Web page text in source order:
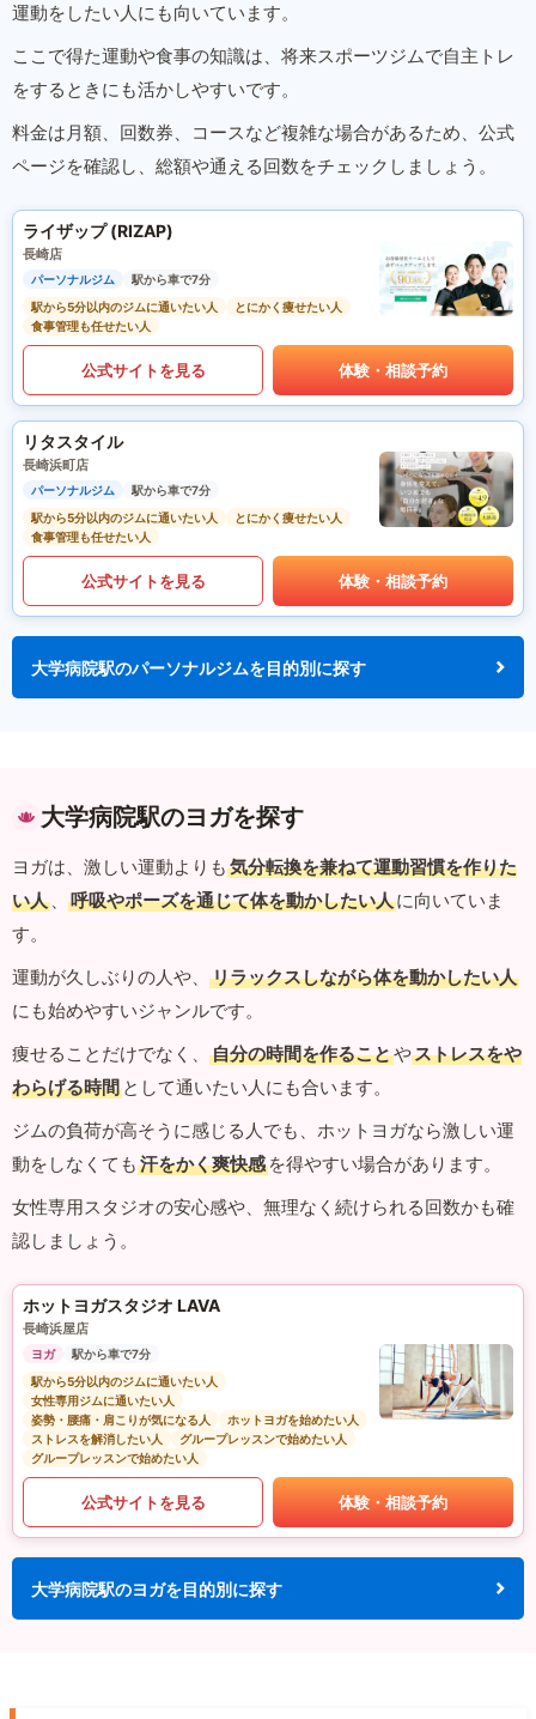
運動をしたい人にも向いています。
ここで得た運動や食事の知識は、将来スポーツジムで自主トレ
をするときにも活かしやすいです。
料金は月額、回数券、コースなど複雑な場合があるため、公式
ページを確認し、総額や通える回数をチェックしましょう。
ライザップ (RIZAP)
長崎店
パーソナルジム
駅から車で7分
駅から5分以内のジムに通いたい人
とにかく痩せたい人
食事管理も任せたい人
公式サイトを見る 体験・相談予約
リタスタイル
長崎浜町店
パーソナルジム
駅から車で7分
駅から5分以内のジムに通いたい人
とにかく痩せたい人
食事管理も任せたい人
公式サイトを見る 体験・相談予約
大学病院駅のパーソナルジムを目的別に探す
大学病院駅のヨガを探す
ヨガは、激しい運動よりも 気分転換を兼ねて運動習慣を作りた
い人 、 呼吸やポーズを通じて体を動かしたい人に向いていま
す。
運動が久しぶりの人や、
リラックスしながら体を動かしたい人
にも始めやすいジャンルです。
痩せることだけでなく、
自分の時間を作ることやストレスをや
わらげる時間 として通いたい人にも合います。
ジムの負荷が高そうに感じる人でも、ホットヨガなら激しい運
動をしなくても 汗をかく爽快感 を得やすい場合があります。
女性専用スタジオの安心感や、無理なく続けられる回数かも確
認しましょう。
ホットヨガスタジオ LAVA
長崎浜屋店
ヨガ
駅から車で7分
駅から5分以内のジムに通いたい人
女性専用ジムに通いたい人
姿勢・腰痛・肩こりが気になる人
ホットヨガを始めたい人
ストレスを解消したい人
グループレッスンで始めたい人
グループレッスンで始めたい人
公式サイトを見る 体験・相談予約
大学病院駅のヨガを目的別に探す